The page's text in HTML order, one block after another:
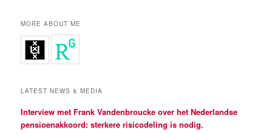
MORE ABOUT ME
LATEST NEWS & MEDIA
Interview met Frank Vandenbroucke over het Nederlandse
pensioenakkoord: sterkere risicodeling is nodig.